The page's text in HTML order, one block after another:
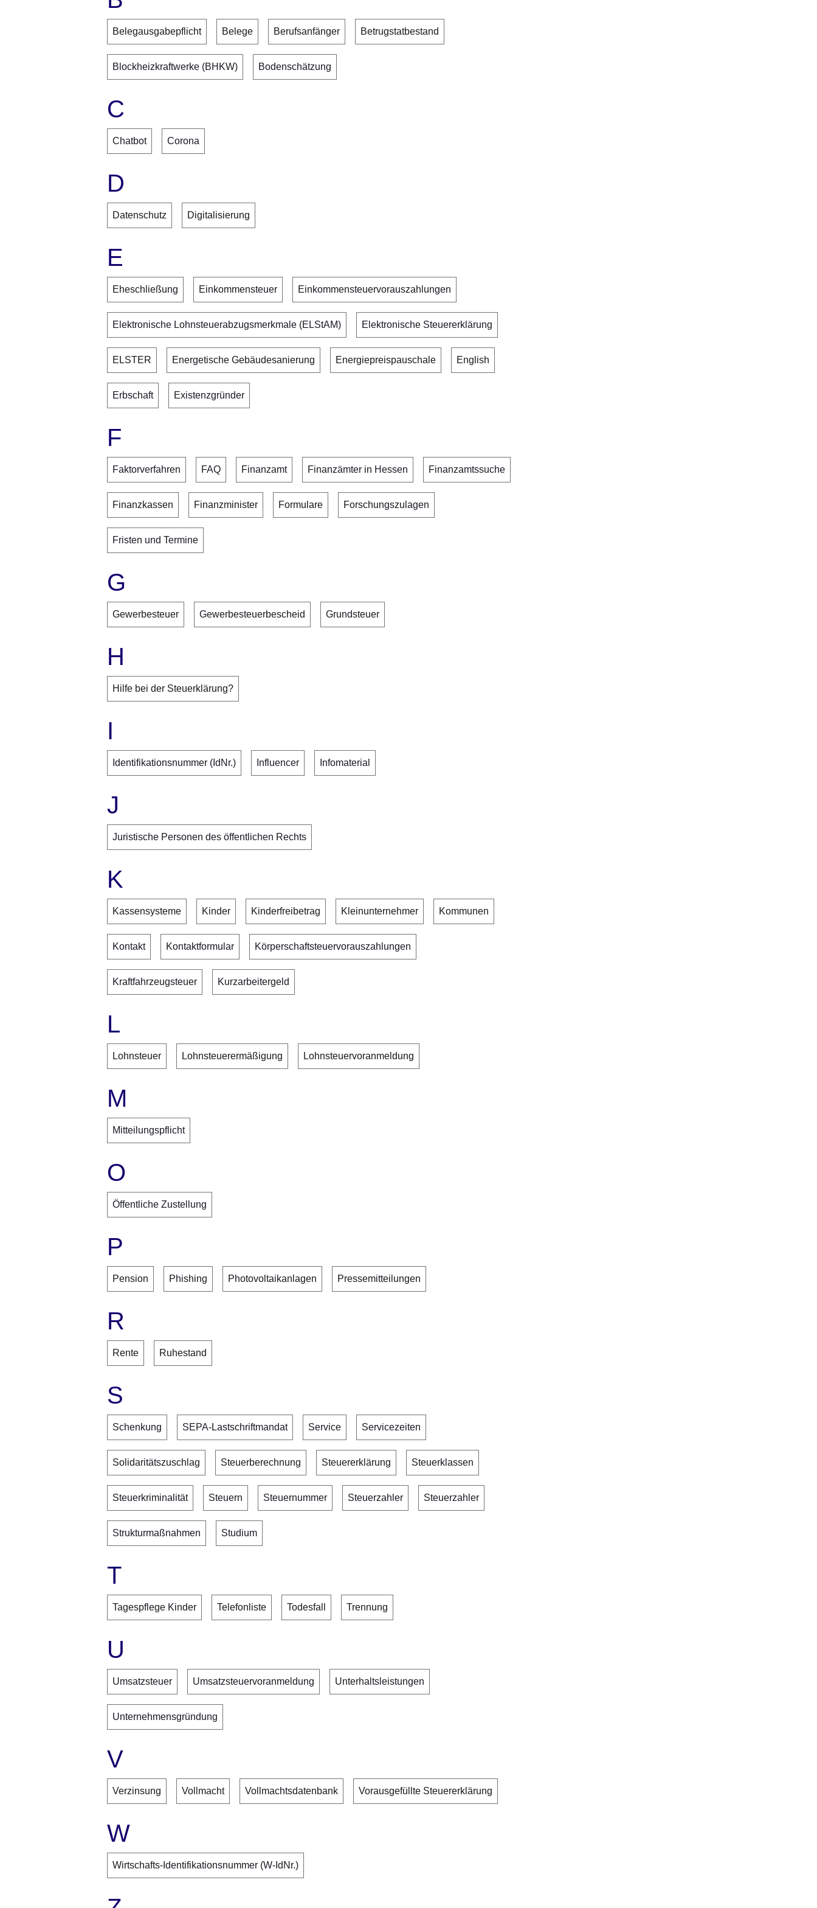
Belegausgabepflicht Belege Berufsanfänger Betrugstatbestand
Blockheizkraftwerke (BHKW) Bodenschätzung
C
Chatbot Corona
D
Datenschutz Digitalisierung
E
Eheschließung Einkommensteuer Einkommensteuervorauszahlungen
Elektronische Lohnsteuerabzugsmerkmale (ELStAM) Elektronische Steuererklärung
ELSTER Energetische Gebäudesanierung Energiepreispauschale English
Erbschaft Existenzgründer
F
Faktorverfahren FAQ Finanzamt Finanzämter in Hessen Finanzamtssuche
Finanzkassen Finanzminister Formulare Forschungszulagen
Fristen und Termine
G
Gewerbesteuer Gewerbesteuerbescheid Grundsteuer
H
Hilfe bei der Steuerklärung?
I
Identifikationsnummer (IdNr.) Influencer Infomaterial
J
Juristische Personen des öffentlichen Rechts
K
Kassensysteme Kinder Kinderfreibetrag Kleinunternehmer Kommunen
Kontakt Kontaktformular Körperschaftsteuervorauszahlungen
Kraftfahrzeugsteuer Kurzarbeitergeld
L
Lohnsteuer Lohnsteuerermäßigung Lohnsteuervoranmeldung
M
Mitteilungspflicht
O
Öffentliche Zustellung
P
Pension Phishing Photovoltaikanlagen Pressemitteilungen
R
Rente Ruhestand
S
Schenkung SEPA-Lastschriftmandat Service Servicezeiten
Solidaritätszuschlag Steuerberechnung Steuererklärung Steuerklassen
Steuerkriminalität Steuern Steuernummer Steuerzahler Steuerzahler
Strukturmaßnahmen Studium
T
Tagespflege Kinder Telefonliste Todesfall Trennung
U
Umsatzsteuer Umsatzsteuervoranmeldung Unterhaltsleistungen
Unternehmensgründung
V
Verzinsung Vollmacht Vollmachtsdatenbank Vorausgefüllte Steuererklärung
W
Wirtschafts-Identifikationsnummer (W-IdNr.)